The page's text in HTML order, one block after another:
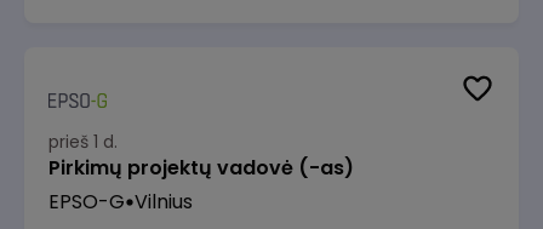
prieš 1 d.
Pirkimų projektų vadovė (-as)
EPSO-G Vilnius